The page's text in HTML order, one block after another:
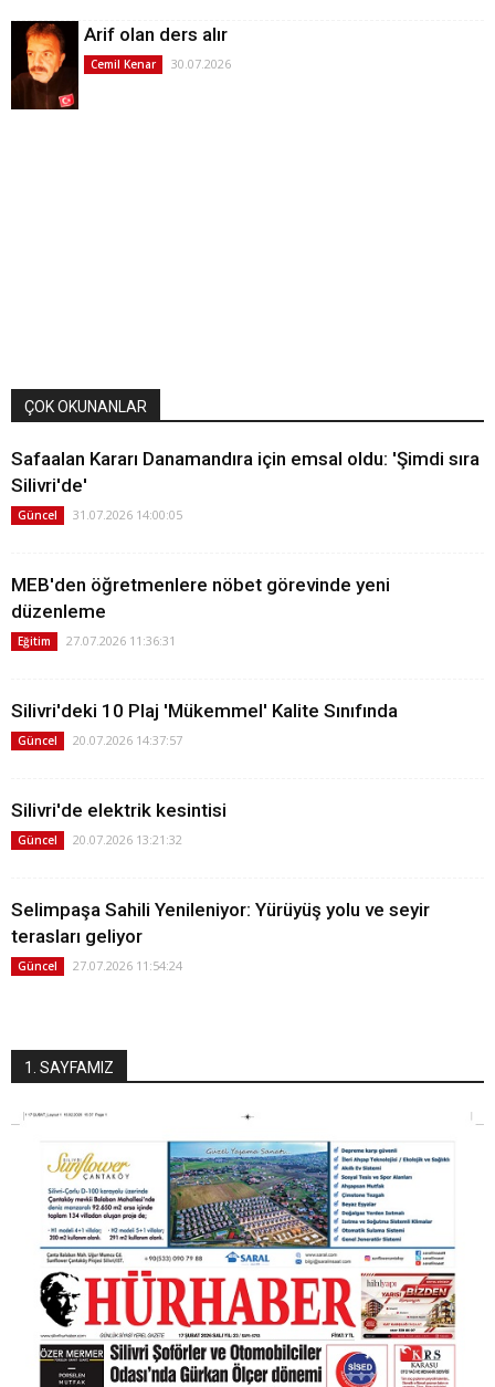
Arif olan ders alır
Cemil Kenar 30.07.2026
ÇOK OKUNANLAR
Safaalan Kararı Danamandıra için emsal oldu: 'Şimdi sıra
Silivri'de'
Güncel 31.07.2026 14:00:05
MEB'den öğretmenlere nöbet görevinde yeni
düzenleme
Eğitim 27.07.2026 11:36:31
Silivri'deki 10 Plaj 'Mükemmel' Kalite Sınıfında
Güncel 20.07.2026 14:37:57
Silivri'de elektrik kesintisi
Güncel 20.07.2026 13:21:32
Selimpaşa Sahili Yenileniyor: Yürüyüş yolu ve seyir
terasları geliyor
Güncel 27.07.2026 11:54:24
1. SAYFAMIZ